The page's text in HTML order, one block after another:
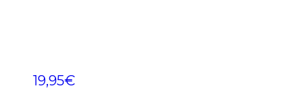
19,95€